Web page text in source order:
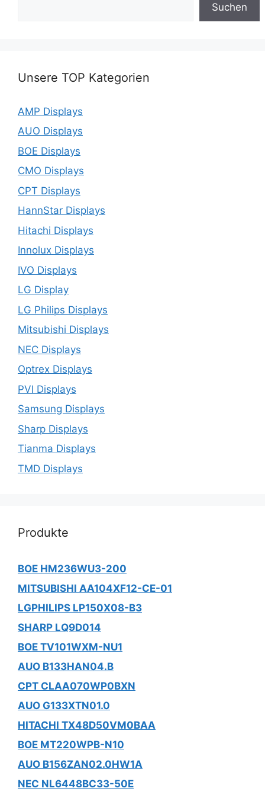
Suchen
Unsere TOP Kategorien
AMP Displays
AUO Displays
BOE Displays
CMO Displays
CPT Displays
HannStar Displays
Hitachi Displays
Innolux Displays
IVO Displays
LG Display
LG Philips Displays
Mitsubishi Displays
NEC Displays
Optrex Displays
PVI Displays
Samsung Displays
Sharp Displays
Tianma Displays
TMD Displays
Produkte
BOE HM236WU3-200
MITSUBISHI AA104XF12-CE-01
LGPHILIPS LP150X08-B3
SHARP LQ9D014
BOE TV101WXM-NU1
AUO B133HAN04.B
CPT CLAA070WP0BXN
AUO G133XTN01.0
HITACHI TX48D50VM0BAA
BOE MT220WPB-N10
AUO B156ZAN02.0HW1A
NEC NL6448BC33-50E